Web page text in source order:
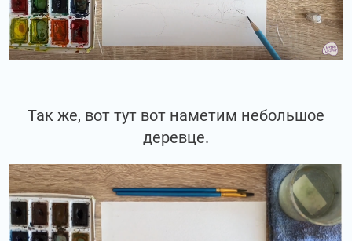
Так же, вот тут вот наметим небольшое
деревце.